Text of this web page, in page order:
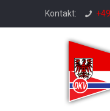
Kontakt: